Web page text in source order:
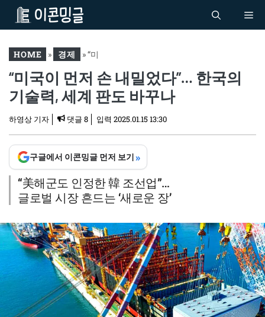
로 HOME » 경제 »“미
국이 먼저 손 내밀었다”…
한국의 기술력, 세계 판도
바꾸나
“미국이 먼저 손 내밀었다”… 한국의
기술력, 세계 판도 바꾸나
하영상 기자 댓글 8 입력 2025.01.15 13:30
구글에서 이콘밍글 먼저 보기»
“美해군도 인정한 韓 조선업”…
글로벌 시장 흔드는 ‘새로운 장’